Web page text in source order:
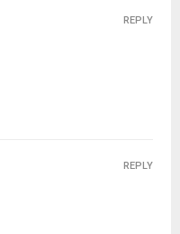
REPLY
REPLY